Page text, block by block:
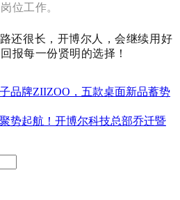
位工作。
还很长，开博尔人，会继续用好
报每一份贤明的选择！
品牌ZIIZOO，五款桌面新品蓄势
势起航！开博尔科技总部乔迁暨